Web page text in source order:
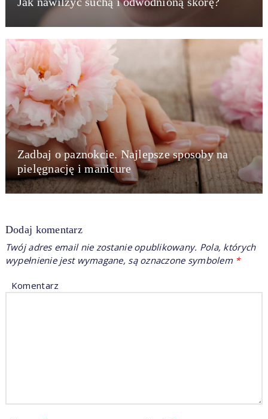
Zadbaj o paznokcie. Najlepsze sposoby na
pielęgnację i manicure
Dodaj komentarz
Twój adres email nie zostanie opublikowany. Pola, których
wypełnienie jest wymagane, są oznaczone symbolem *
Komentarz